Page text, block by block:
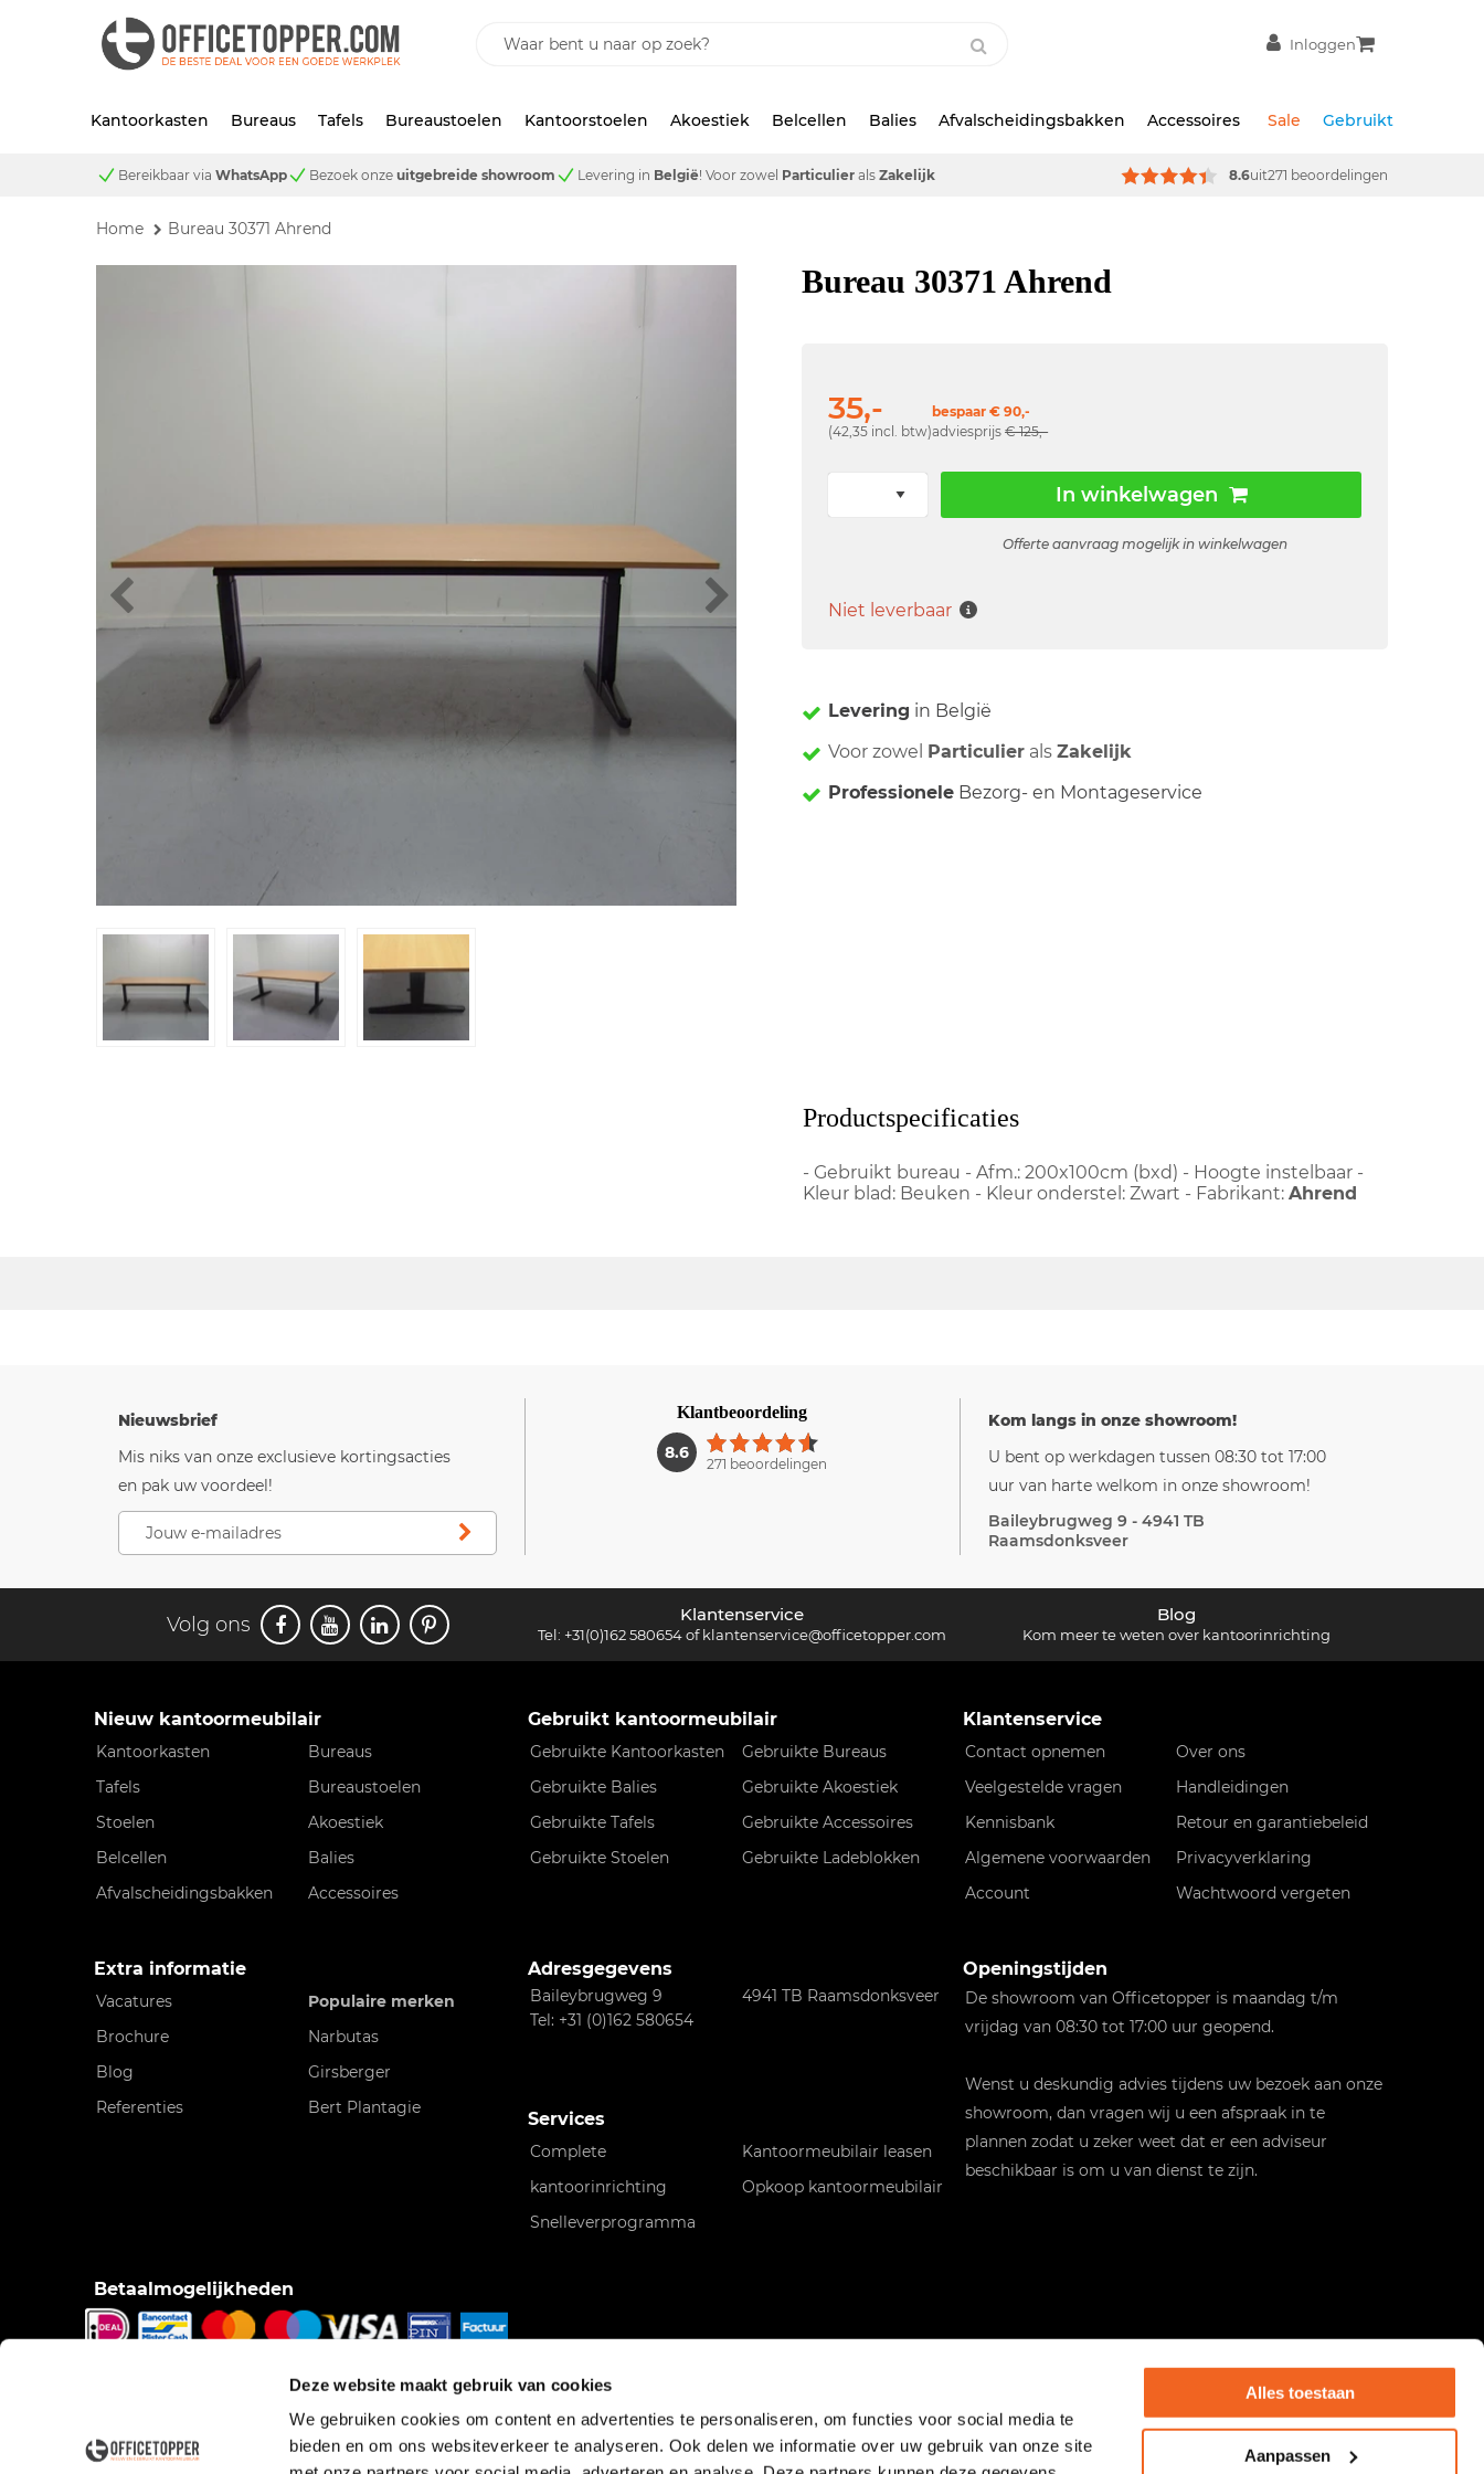
Deze website maakt gebruik van cookies
We gebruiken cookies om content en advertenties te personaliseren, om functies voor social media te
bieden en om ons websiteverkeer te analyseren. Ook delen we informatie over uw gebruik van onze site
Alles toestaan
Aanpassen
Inloggen
Kantoorkasten Bureaus Tafels Bureaustoelen Kantoorstoelen Akoestiek Belcellen Balies Afvalscheidingsbakken Accessoires Sale Gebruikt
Bereikbaar via WhatsApp Bezoek onze uitgebreide showroom Levering in België! Voor zowel Particulier als Zakelijk 8.6uit271 beoordelingen
Home Bureau 30371 Ahrend
Bureau 30371 Ahrend
35,-
(42,35 incl. btw)
bespaar € 90,-
adviesprijs€ 125,-
In winkelwagen
Offerte aanvraag mogelijk in winkelwagen
Niet leverbaar
Levering in België
Voor zowel Particulier alsZakelijk
Professionele Bezorg- en Montageservice
Productspecificaties
- Gebruikt bureau - Afm.: 200x100cm (bxd) - Hoogte instelbaar -
Kleur blad: Beuken - Kleur onderstel: Zwart - Fabrikant: Ahrend
Nieuwsbrief
Mis niks van onze exclusieve kortingsacties
en pak uw voordeel!
Klantbeoordeling
8.6 1
271 beoordelingen
Kom langs in onze showroom!
U bent op werkdagen tussen 08:30 tot 17:00
uur van harte welkom in onze showroom!
Baileybrugweg 9 - 4941 TB
Raamsdonksveer
Volg ons Klantenservice
Tel: +31(0)162 580654ofklantenservice@officetopper.com
Blog
Kom meer te weten over kantoorinrichting
Nieuw kantoormeubilair
Kantoorkasten
Bureaus
Tafels
Bureaustoelen
Stoelen
Akoestiek
Belcellen
Balies
Afvalscheidingsbakken
Accessoires
Extra informatie
Vacatures
Populaire merken
Brochure
Narbutas
Blog
Girsberger
Referenties
Bert Plantagie
Betaalmogelijkheden
pinnen bij bezorging, Factuur.
Gebruikt kantoormeubilair
Gebruikte Kantoorkasten
Gebruikte Bureaus
Gebruikte Balies
Gebruikte Akoestiek
Gebruikte Tafels
Gebruikte Accessoires
Gebruikte Stoelen
Gebruikte Ladeblokken
Adresgegevens
Baileybrugweg 9
4941 TB Raamsdonksveer
Tel: +31 (0)162 580654
Services
Complete
kantoorinrichting
Kantoormeubilair leasen
Opkoop kantoormeubilair
Snelleverprogramma
Klantenservice
Contact opnemen
Over ons
Veelgestelde vragen
Handleidingen
Kennisbank
Retour en garantiebeleid
Algemene voorwaarden
Privacyverklaring
Account
Wachtwoord vergeten
Openingstijden
De showroom van Officetopper is maandag t/m
vrijdag van 08:30 tot 17:00 uur geopend.
Wenst u deskundig advies tijdens uw bezoek aan onze
showroom, dan vragen wij u een afspraak in te
plannen zodat u zeker weet dat er een adviseur
beschikbaar is om u van dienst te zijn.